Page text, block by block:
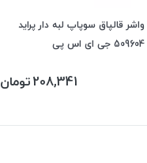
واشر قالپاق سوپاپ لبه دار پراید
509604 جی ای اس پی
208,341تومان